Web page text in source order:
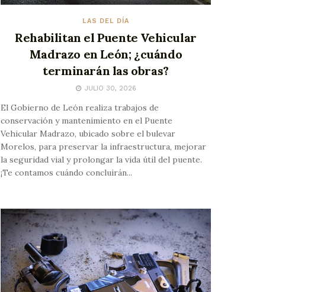
LAS DEL DÍA
Rehabilitan el Puente Vehicular
Madrazo en León; ¿cuándo
terminarán las obras?
JULIO 30, 2026
El Gobierno de León realiza trabajos de
conservación y mantenimiento en el Puente
Vehicular Madrazo, ubicado sobre el bulevar
Morelos, para preservar la infraestructura, mejorar
la seguridad vial y prolongar la vida útil del puente.
¡Te contamos cuándo concluirán...